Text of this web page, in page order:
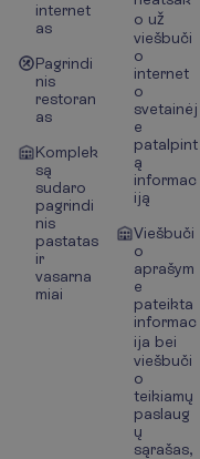
internet
as
Pagrindi
nis
restoran
as
Komplek
są
sudaro
pagrindi
nis
pastatas
ir
vasarna
miai
o už
viešbuči
o
internet
o
svetainėj
e
patalpint
ą
informac
iją
Viešbuči
o
aprašym
e
pateikta
informac
ija bei
viešbuči
o
teikiamų
paslaug
ų
sąrašas,